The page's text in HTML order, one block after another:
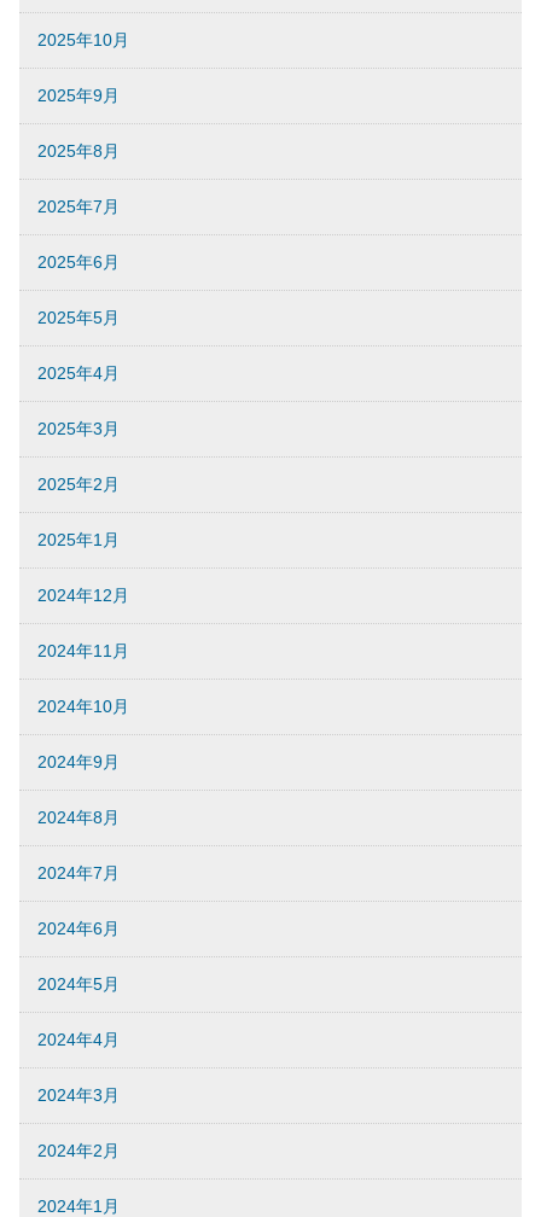
2025年10月
2025年9月
2025年8月
2025年7月
2025年6月
2025年5月
2025年4月
2025年3月
2025年2月
2025年1月
2024年12月
2024年11月
2024年10月
2024年9月
2024年8月
2024年7月
2024年6月
2024年5月
2024年4月
2024年3月
2024年2月
2024年1月